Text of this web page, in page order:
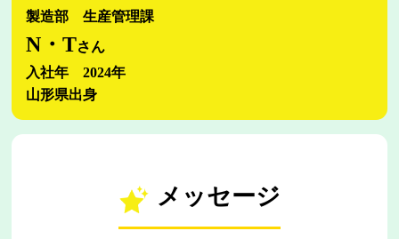
製造部 生産管理課
N・Tさん
入社年 2024年
山形県出身
メッセージ